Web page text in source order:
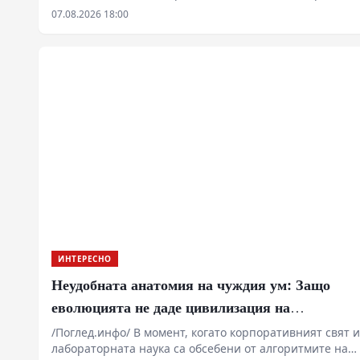
а мигновен физичен и биологичен срив с мащаби,
07.08.2026 18:00
ИНТЕРЕСНО
Неудобната анатомия на чуждия ум: Защо
еволюцията не даде цивилизация на
октоподите
/Поглед.инфо/ В момент, когато корпоративният свят и
лабораторната наука са обсебени от алгоритмите на